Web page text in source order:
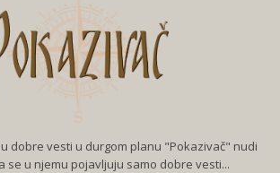
dobre vesti u durgom planu "Pokazivač" nudi
se u njemu pojavljuju samo dobre vesti...